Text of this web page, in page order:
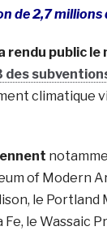
de 2,7
rendu public le
des
climatique
of Modern
le Portland
le Wassaic